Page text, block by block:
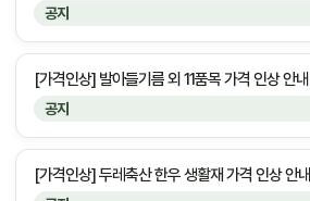
공지
공지
[가격인상] 발아들기름 외 11품목 가격 인상 안내
[가격인상] 두레축산 한우 생활재 가격 인상 안내